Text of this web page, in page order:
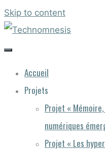
Skip to content
Accueil
Projets
Projet «
numériques
Projet « Les